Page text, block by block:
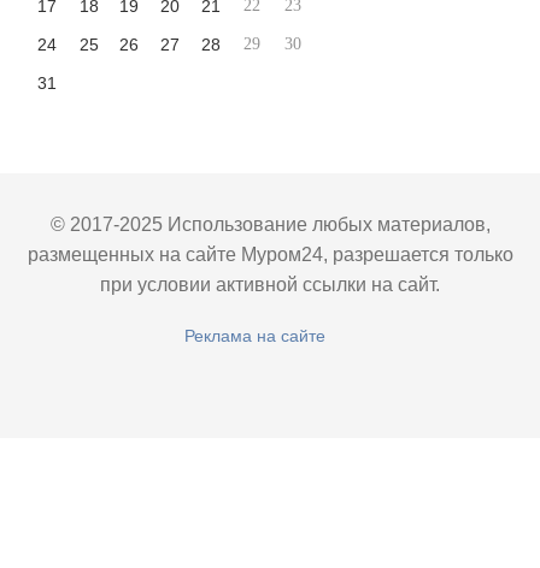
17 18 19 20 21 22 23
24 25 26 27 28 29 30
31
© 2017-2025 Использование любых материалов,
размещенных на сайте Муром24, разрешается только
при условии активной ссылки на сайт.
Реклама на сайте